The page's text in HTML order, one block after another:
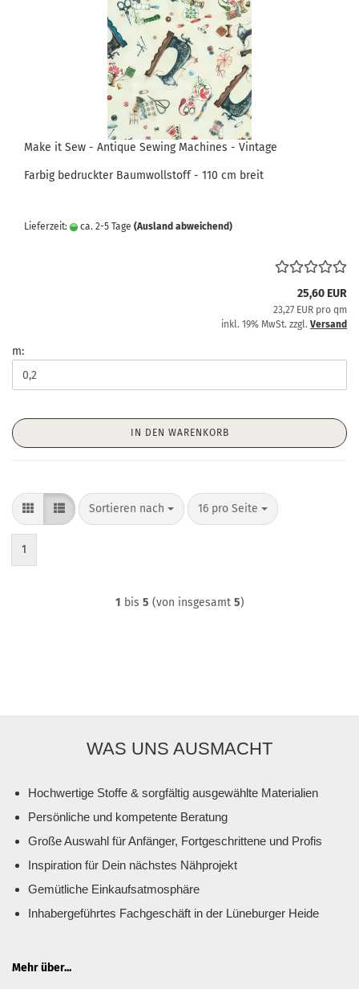
Make it Sew - Antique Sewing Machines - Vintage
Farbig bedruckter Baumwollstoff - 110 cm breit
Lieferzeit: ca. 2-5 Tage (Ausland abweichend)
25,60 EUR
23,27 EUR pro qm
inkl. 19% MwSt. zzgl. Versand
m:
IN DEN WARENKORB
Sortieren nach
Sortieren nach 16 pro Seite
pro Seite
1
1 bis 5 (von insgesamt 5)
WAS UNS AUSMACHT
Hochwertige Stoffe & sorgfältig ausgewählte Materialien
Persönliche und kompetente Beratung
Große Auswahl für Anfänger, Fortgeschrittene und Profis
Inspiration für Dein nächstes Nähprojekt
Gemütliche Einkaufsatmosphäre
Inhabergeführtes Fachgeschäft in der Lüneburger Heide
Mehr über...